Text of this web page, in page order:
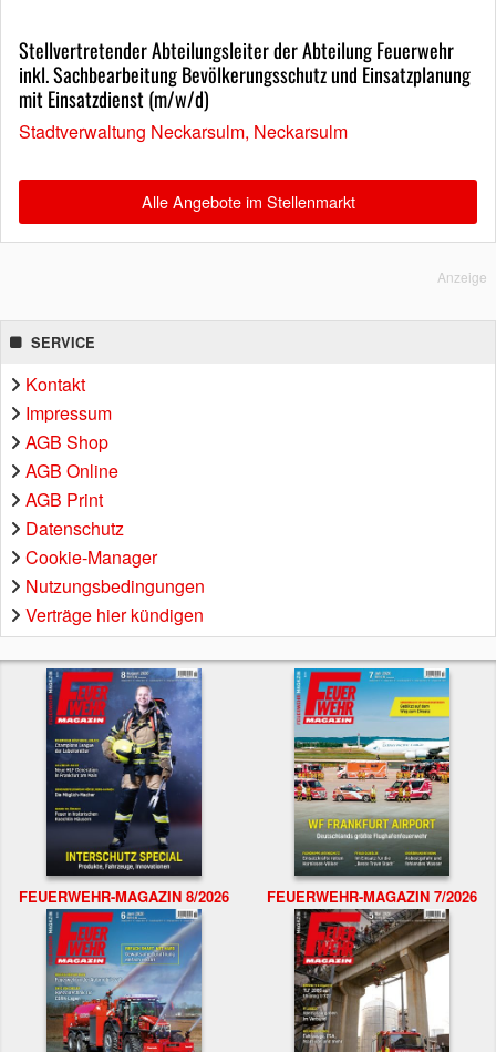
Stellvertretender Abteilungsleiter der Abteilung Feuerwehr
inkl. Sachbearbeitung Bevölkerungsschutz und Einsatzplanung
mit Einsatzdienst (m/w/d)
Stadtverwaltung Neckarsulm, Neckarsulm
Alle Angebote im Stellenmarkt
Anzeige
SERVICE
Kontakt
Impressum
AGB Shop
AGB Online
AGB Print
Datenschutz
Cookie-Manager
Nutzungsbedingungen
Verträge hier kündigen
FEUERWEHR-MAGAZIN 8/2026 FEUERWEHR-MAGAZIN 7/2026